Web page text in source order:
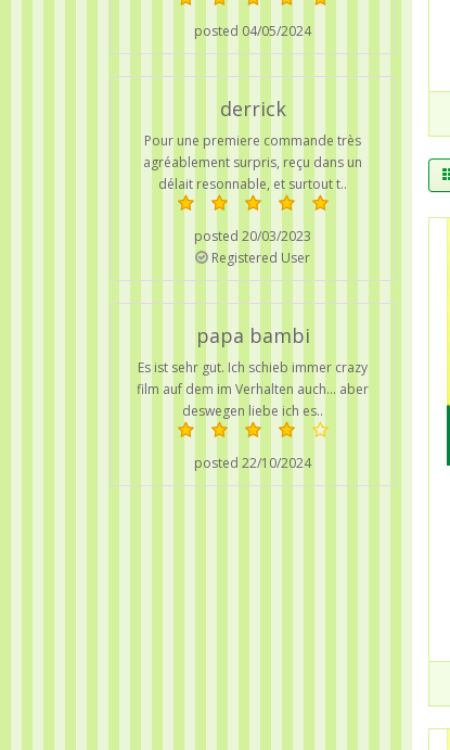
posted 04/05/2024
derrick
Pour une premiere commande très
agréablement surpris, reçu dans un
délait resonnable, et surtout t..
posted 20/03/2023
Registered User
papa bambi
Es ist sehr gut. Ich schieb immer crazy
film auf dem im Verhalten auch... aber
deswegen liebe ich es..
posted 22/10/2024